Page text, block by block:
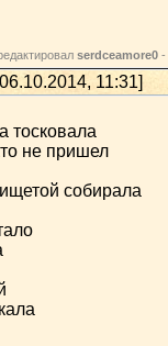
serdceamore0 -
11:31]
тосковала
не пришел
собирала